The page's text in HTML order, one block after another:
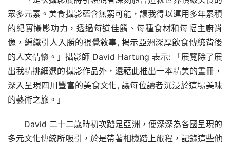
眾多元素。美食攝影蘊含無窮可能，讓我得以運用多年累積
的紀實攝影功力，透過每道佳餚、每種食材和每幅主廚肖
像，編織引人入勝的視覺敘事, 揭示亞洲深厚飲食傳統背後
的人文情懷。」攝影師 David Hartung 表示: 「展覽除了展
出我精挑細選的攝影作品外，還藉此推出一本精美的畫冊，
深入呈現四川豐富的美食文化, 讓每位讀者沉浸於這場美味
的藝術之旅。」
David 二十二歲時初次踏足亞洲，便深深為各國呈現的
多元文化傳統所吸引，於是帶著相機踏上旅程，記錄這些他